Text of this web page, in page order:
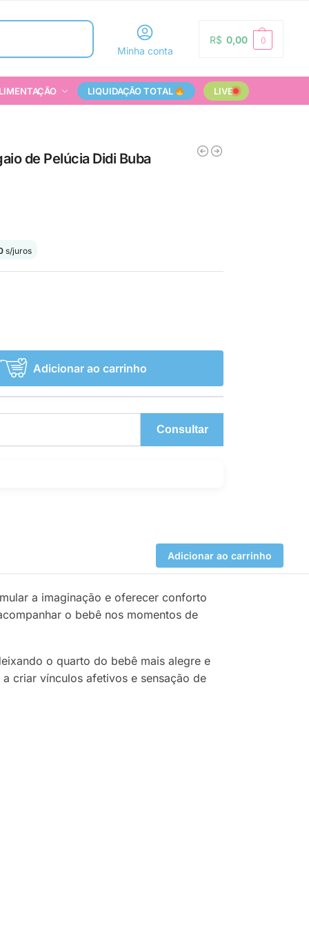
Pesquisar
Minha conta
R$ 0,00 0
LIQUIDAÇÃO TOTAL LIVE
de Pelúcia Didi Buba
s/juros
Adicionar ao carrinho
Consultar
Adicionar ao carrinho
a imaginação e oferecer conforto
o bebê nos momentos de
o quarto do bebê mais alegre e
criar vínculos afetivos e sensação de